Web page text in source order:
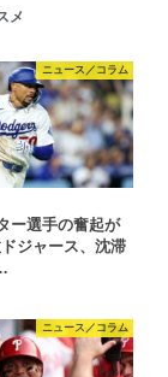
メ
ニュース／コラム
ー選手の奮起が
ジャース、沈滞
ニュース／コラム